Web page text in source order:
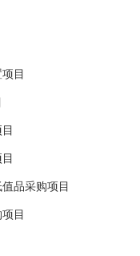
目
品采购项目
目